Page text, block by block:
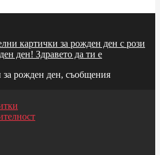
картички за рожден ден с рози
ден! Здравето да ти е
рожден ден, съобщения